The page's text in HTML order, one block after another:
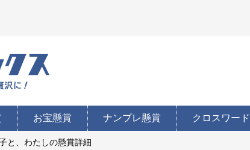
お宝懸賞 ナンプレ懸賞 クロスワー
と、わたしの懸賞詳細